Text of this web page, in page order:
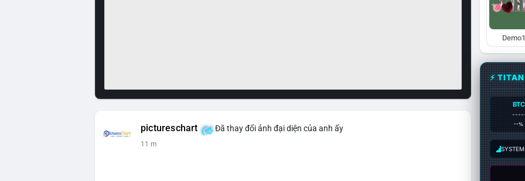
pictureschart Đã thay đổi ảnh đại diện của anh ấy
11 m
⚡
BTC
--%